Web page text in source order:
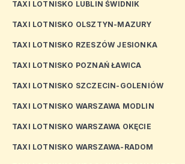
TAXI LOTNISKO LUBLIN ŚWIDNIK
TAXI LOTNISKO OLSZTYN-MAZURY
TAXI LOTNISKO RZESZÓW JESIONKA
TAXI LOTNISKO POZNAŃ ŁAWICA
TAXI LOTNISKO SZCZECIN-GOLENIÓW
TAXI LOTNISKO WARSZAWA MODLIN
TAXI LOTNISKO WARSZAWA OKĘCIE
TAXI LOTNISKO WARSZAWA-RADOM